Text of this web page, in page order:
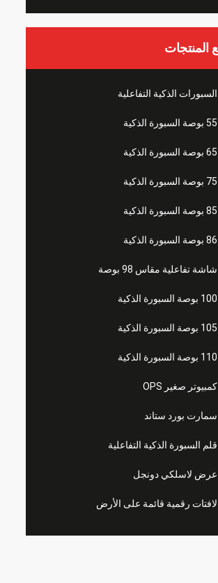
المنتجات
السبورات الذكية التفاعلية
55 بوصة السبورة الذكية
65 بوصة السبورة الذكية
75 بوصة السبورة الذكية
85 بوصة السبورة الذكية
86 بوصة السبورة الذكية
شاشة تفاعلية مقاس 98 بوصة
100 بوصة السبورة الذكية
105 بوصة السبورة الذكية
110 بوصة السبورة الذكية
كمبيوتر صغير OPS
سمارت بورد ستاند
قلم السبورة الذكية التفاعلية
عرض لاسلكي دونجل
لافتات رقمية قائمة على الأرض